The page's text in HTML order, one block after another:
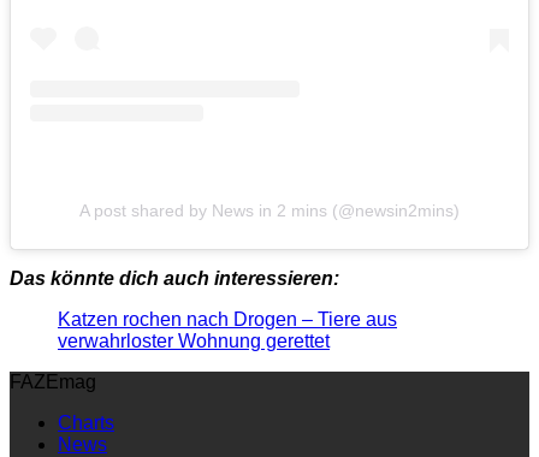
A post shared by News in 2 mins (@newsin2mins)
Das könnte dich auch interessieren:
Katzen rochen nach Drogen – Tiere aus
verwahrloster Wohnung gerettet
FAZEmag
Charts
News